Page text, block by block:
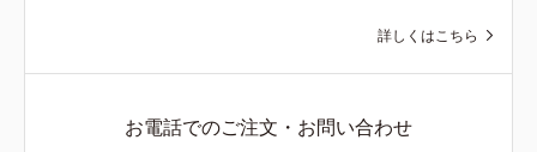
詳しくはこちら
お電話でのご注文・お問い合わせ